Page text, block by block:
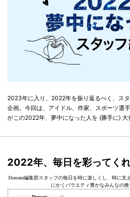
2023年に入り、2022年を振り返るべく、ス
企画。今回は、アイドル、作家、スポーツ選
がこの2022年、夢中になった人を (勝手に) 大
2022年、毎日を彩ってく
Domani編集部スタッフの毎日を時に楽しくし、時に支
にかくバラエティ豊かなみんなの推